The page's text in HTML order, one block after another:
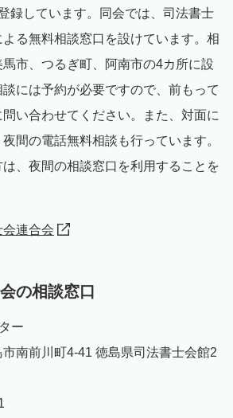
録しています。同会では、司法書士
る無料相談窓口を設けています。相
市、つるぎ町、阿南市の4カ所に設
には予約が必要ですので、前もって
い合わせてください。また、対面に
間の電話無料相談も行っています。
、夜間の相談窓口を利用することを
会連合会
の相談窓口
ー
南前川町4-41 徳島県司法書士会館2